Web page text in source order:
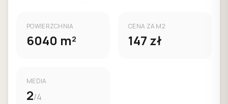
POWIERZCHNIA
6040 m2
CENA ZA M2
147 zł
MEDIA
2/4